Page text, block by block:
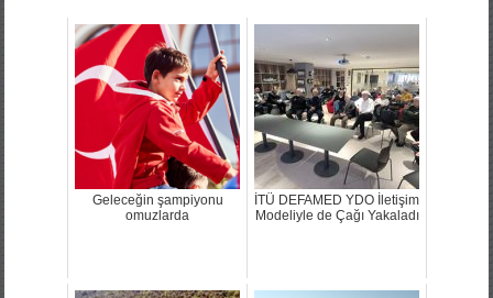
Geleceğin şampiyonu
omuzlarda
İTÜ DEFAMED YDO İletişim
Modeliyle de Çağı Yakaladı